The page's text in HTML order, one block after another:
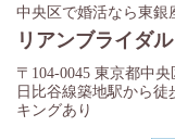
中央区で婚活なら東銀
リアンブライダル
〒104-0045 東京都中
日比谷線築地駅から徒
キングあり